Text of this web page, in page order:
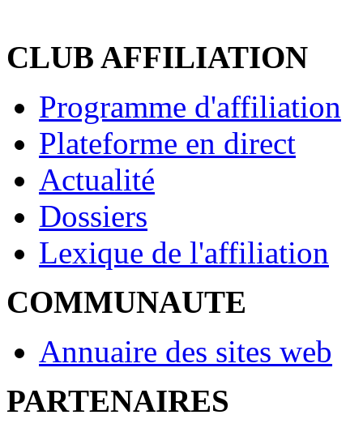
CLUB AFFILIATION
Programme d'affiliation
Plateforme en direct
Actualité
Dossiers
Lexique de l'affiliation
COMMUNAUTE
Annuaire des sites web
PARTENAIRES